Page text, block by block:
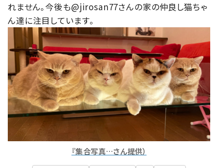
れません。今後も@jirosan77さんの家の仲良し猫ちゃ
ん達に注目しています。
『集合写真…さん提供）